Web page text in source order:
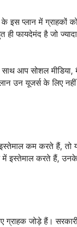
इस प्लान में ग्राहकों
फायदेमंद है जो
आप सोशल
उन यूजर्स के लिए नहीं
कम करते हैं, तो
इस्तेमाल करते हैं, उनके
जोड़े हैं।